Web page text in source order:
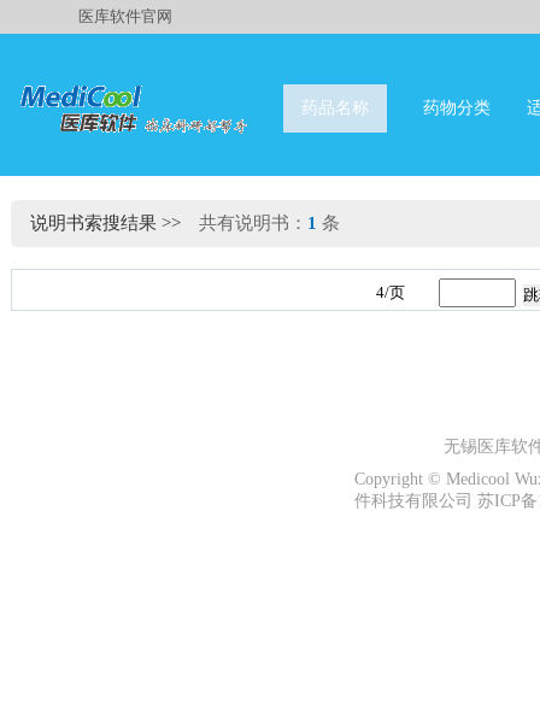
医库软件官网
药品名称 药物分类
说明书索搜结果 >> 共有说明书： 1 条
4/页
无锡医库软
Copyright © Medicool
件科技有限公司 苏ICP备